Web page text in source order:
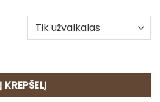
gobeleno pagalvėlė – Miško
Į KREPŠELĮ